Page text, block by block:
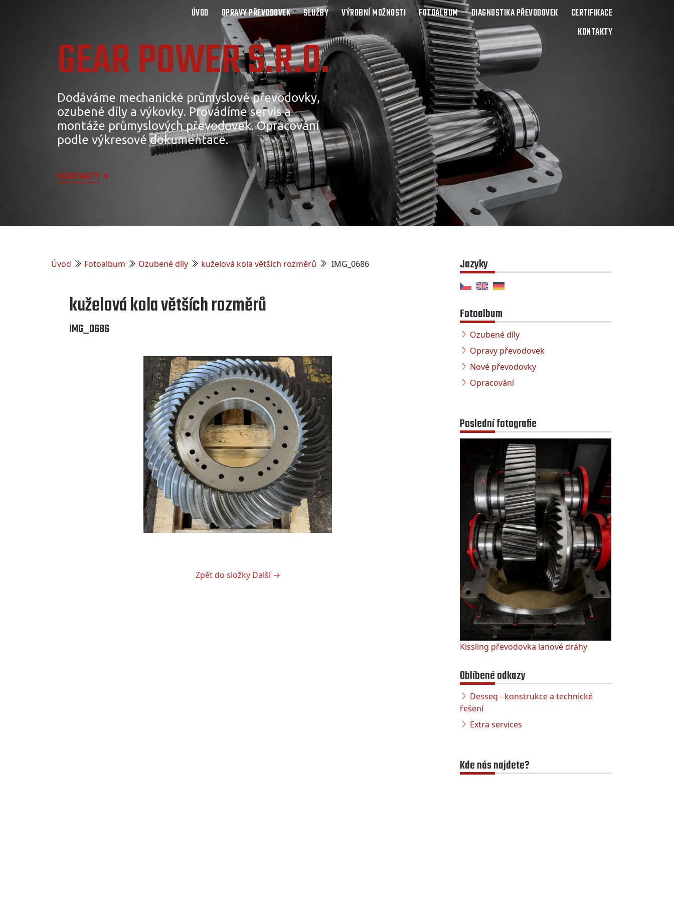
ÚVOD OPRAVY PŘEVODOVEK SLUŽBY VÝROBNÍ MOŽNOSTI FOTOALBUM DIAGNOSTIKA PŘEVODOVEK
CERTIFIKACE
KONTAKTY
GEAR POWER S.R.O.
Dodáváme mechanické průmyslové převodovky,
ozubené díly a výkovky. Provádíme servis a
montáže průmyslových převodovek. Opracování
podle výkresové dokumentace.
KONTAKTY
Úvod Fotoalbum Ozubené díly kuželová kola větších rozměrů IMG_0686
kuželová kola větších rozměrů
IMG_0686
Zpět do složky Další →
Jazyky
Fotoalbum
Ozubené díly
Opravy převodovek
Nové převodovky
Opracování
Poslední fotografie
Kissling převodovka lanové dráhy
Oblíbené odkazy
Desseq - konstrukce a technické
řešení
Extra services
Kde nás najdete?